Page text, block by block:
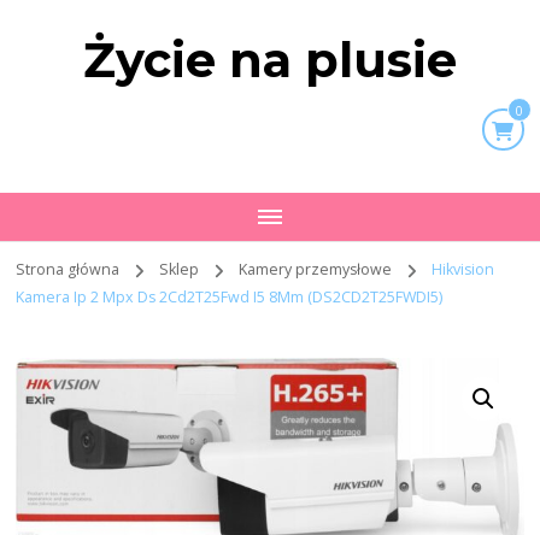
Życie na plusie
0
Strona główna Sklep Kamery przemysłowe
Hikvision
Kamera Ip 2 Mpx Ds 2Cd2T25Fwd I5 8Mm (DS2CD2T25FWDI5)